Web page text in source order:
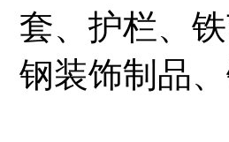
套、护栏、
钢装饰制品